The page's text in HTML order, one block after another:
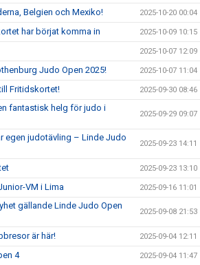
Belgien och Mexiko! 2025-10-20 00:04
har börjat komma in 2025-10-09 10:15
2025-10-07 12:09
Judo Open 2025! 2025-10-07 11:04
Fritidskortet! 2025-09-30 08:46
fantastisk helg för judo i
2025-09-29 09:07
egen judotävling – Linde Judo
2025-09-23 14:11
2025-09-23 13:10
VM i Lima 2025-09-16 11:01
gällande Linde Judo Open
2025-09-08 21:53
är här! 2025-09-04 12:11
4 2025-09-04 11:47